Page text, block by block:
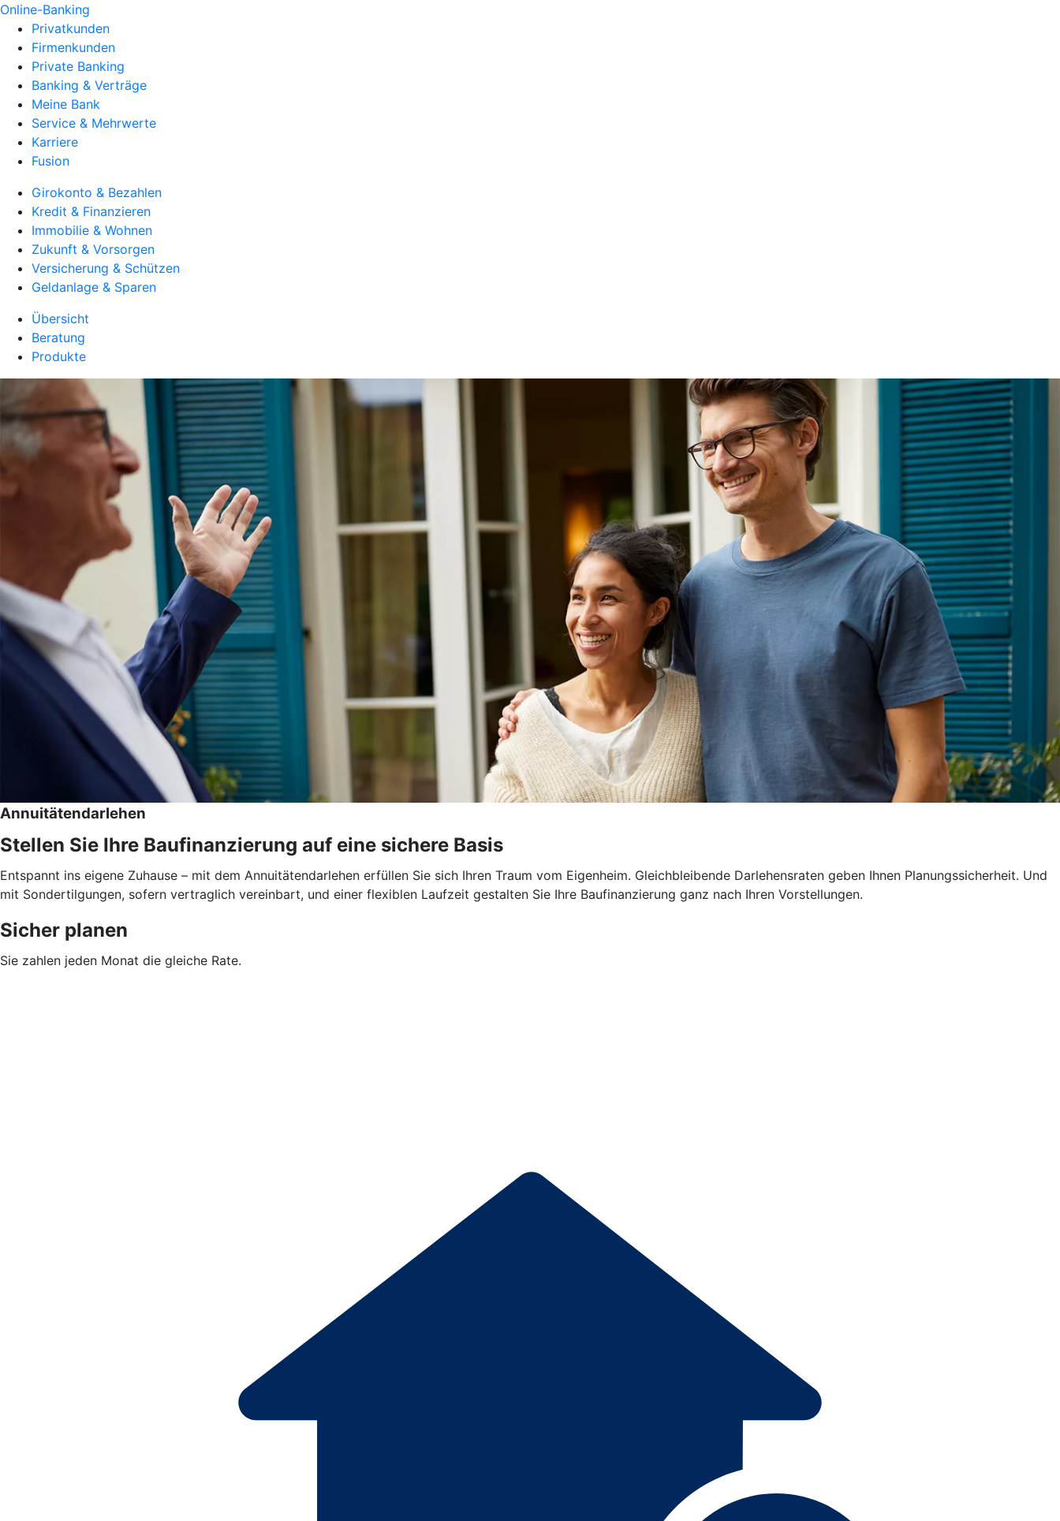
Online-Banking
Privatkunden
Firmenkunden
Private Banking
Banking & Verträge
Meine Bank
Service & Mehrwerte
Karriere
Fusion
Girokonto & Bezahlen
Kredit & Finanzieren
Immobilie & Wohnen
Zukunft & Vorsorgen
Versicherung & Schützen
Geldanlage & Sparen
Übersicht
Beratung
Produkte
Annuitätendarlehen
Stellen Sie Ihre Baufinanzierung auf eine sichere Basis
Entspannt ins eigene Zuhause – mit dem Annuitätendarlehen erfüllen Sie sich Ihren Traum vom Eigenheim. Gleichbleibende Darlehensraten geben Ihnen Planungssicherheit. Und
mit Sondertilgungen, sofern vertraglich vereinbart, und einer flexiblen Laufzeit gestalten Sie Ihre Baufinanzierung ganz nach Ihren Vorstellungen.
Sicher planen
Sie zahlen jeden Monat die gleiche Rate.